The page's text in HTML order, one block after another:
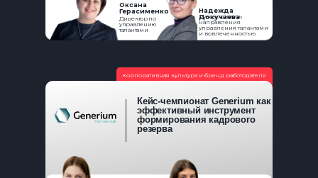
Руководитель
направления
управления талантами
и вовлеченностью
Директор по
управлению
талантами
Оксана
Герасименко
Надежда
Докучаева
Кейс-чемпионат Generium как
эффективный инструмент
формирования кадрового
резерва
Корпоративная культура и бренд работодателя